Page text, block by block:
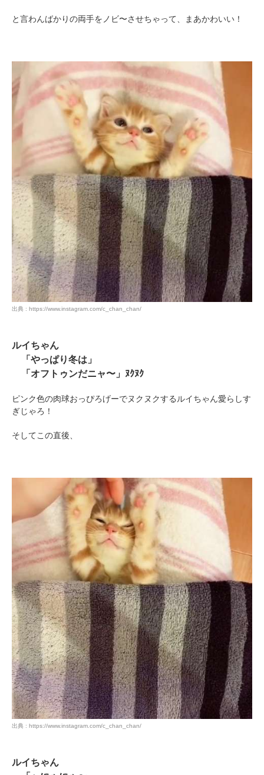
と言わんばかりの両手をノビ〜させちゃって、まあかわいい！
出典 : https://www.instagram.com/c_chan_chan/
ルイちゃん
「やっぱり冬は」
「オフトゥンだニャ〜」ﾇｸﾇｸ
ピンク色の肉球おっぴろげーでヌクヌクするルイちゃん愛らしす
ぎじゃろ！
そしてこの直後、
出典 : https://www.instagram.com/c_chan_chan/
ルイちゃん
pecodogs
いぬ部をフォロー
ねこ部をフォロー
PECOアプリをダウンロード済みの方
アプリをダウンロードする